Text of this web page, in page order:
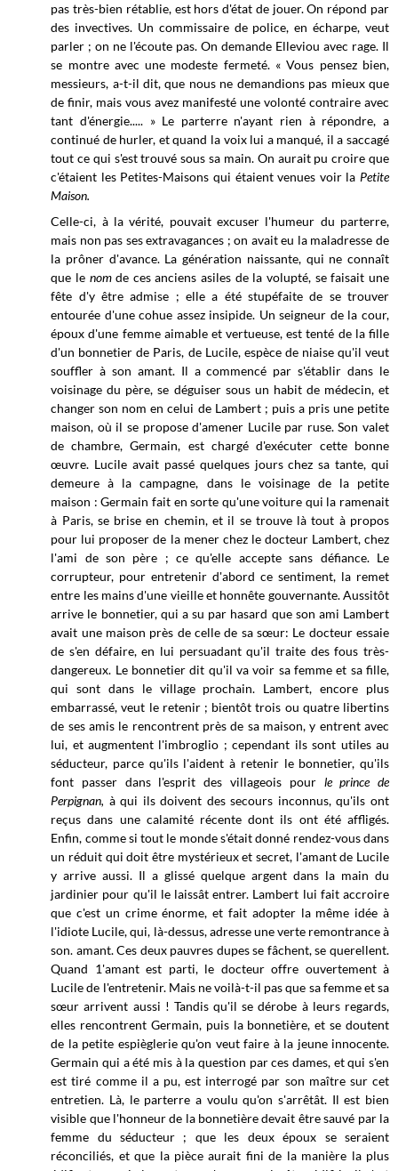
pas très-bien rétablie, est hors d'état de jouer. On répond par
des invectives. Un commissaire de police, en écharpe, veut
parler ; on ne l'écoute pas. On demande Elleviou avec rage. Il
se montre avec une modeste fermeté. « Vous pensez bien,
messieurs, a-t-il dit, que nous ne demandions pas mieux que
de finir, mais vous avez manifesté une volonté contraire avec
tant d'énergie..... » Le parterre n'ayant rien à répondre, a
continué de hurler, et quand la voix lui a manqué, il a saccagé
tout ce qui s'est trouvé sous sa main. On aurait pu croire que
c'étaient les Petites-Maisons qui étaient venues voir la Petite
Maison.
Celle-ci, à la vérité, pouvait excuser l'humeur du parterre,
mais non pas ses extravagances ; on avait eu la maladresse de
la prôner d'avance. La génération naissante, qui ne connaît
que le nomde ces anciens asiles de la volupté, se faisait une
fête d'y être admise ; elle a été stupéfaite de se trouver
entourée d'une cohue assez insipide. Un seigneur de la cour,
époux d'une femme aimable et vertueuse, est tenté de la fille
d'un bonnetier de Paris, de Lucile, espèce de niaise qu'il veut
souffler à son amant. Il a commencé par s'établir dans le
voisinage du père, se déguiser sous un habit de médecin, et
changer son nom en celui de Lambert ; puis a pris une petite
maison, où il se propose d'amener Lucile par ruse. Son valet
de chambre, Germain, est chargé d'exécuter cette bonne
œuvre. Lucile avait passé quelques jours chez sa tante, qui
demeure à la campagne, dans le voisinage de la petite
maison : Germain fait en sorte qu'une voiture qui la ramenait
à Paris, se brise en chemin, et il se trouve là tout à propos
pour lui proposer de la mener chez le docteur Lambert, chez
l'ami de son père ; ce qu'elle accepte sans défiance. Le
corrupteur, pour entretenir d'abord ce sentiment, la remet
entre les mains d'une vieille et honnête gouvernante. Aussitôt
arrive le bonnetier, qui a su par hasard que son ami Lambert
avait une maison près de celle de sa sœur: Le docteur essaie
de s'en défaire, en lui persuadant qu'il traite des fous très-
dangereux. Le bonnetier dit qu'il va voir sa femme et sa fille,
qui sont dans le village prochain. Lambert, encore plus
embarrassé, veut le retenir ; bientôt trois ou quatre libertins
de ses amis le rencontrent près de sa maison, y entrent avec
lui, et augmentent l'imbroglio ; cependant ils sont utiles au
séducteur, parce qu'ils l'aident à retenir le bonnetier, qu'ils
font passer dans l'esprit des villageois pour le prince de
Perpignan, à qui ils doivent des secours inconnus, qu'ils ont
reçus dans une calamité récente dont ils ont été affligés.
Enfin, comme si tout le monde s'était donné rendez-vous dans
un réduit qui doit être mystérieux et secret, l'amant de Lucile
y arrive aussi. Il a glissé quelque argent dans la main du
jardinier pour qu'il le laissât entrer. Lambert lui fait accroire
que c'est un crime énorme, et fait adopter la même idée à
l'idiote Lucile, qui, là-dessus, adresse une verte remontrance à
son. amant. Ces deux pauvres dupes se fâchent, se querellent.
Quand 1'amant est parti, le docteur offre ouvertement à
Lucile de l'entretenir. Mais ne voilà-t-il pas que sa femme et sa
sœur arrivent aussi ! Tandis qu'il se dérobe à leurs regards,
elles rencontrent Germain, puis la bonnetière, et se doutent
de la petite espièglerie qu'on veut faire à la jeune innocente.
Germain qui a été mis à la question par ces dames, et qui s'en
est tiré comme il a pu, est interrogé par son maître sur cet
entretien. Là, le parterre a voulu qu'on s'arrêtât. Il est bien
visible que l'honneur de la bonnetière devait être sauvé par la
femme du séducteur ; que les deux époux se seraient
réconciliés, et que la pièce aurait fini de la manière la plus